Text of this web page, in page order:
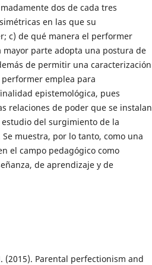
dos de cada tres
en las que su
c) de qué manera el performer
parte adopta una postura de
de permitir una caracterización
emplea para
epistemológica, pues
relaciones de poder que se instalan
del surgimiento de la
muestra, por lo tanto, como una
el campo pedagógico como
de aprendizaje y de
(2015). Parental perfectionism and